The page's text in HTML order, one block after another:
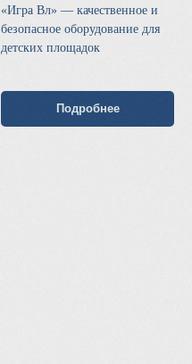
«Игра Вл» — качественное и
безопасное оборудование для
детских площадок
Подробнее